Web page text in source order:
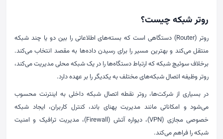
روتر شبکه چیست؟
روتر (Router) دستگاهی است که بسته‌های اطلاعاتی را بین دو یا چند شبکه
منتقل می‌کند و بهترین مسیر را برای رسیدن داده‌ها به مقصد انتخاب می‌کند.
برخلاف سوئیچ شبکه که ارتباط دستگاه‌ها را در یک شبکه محلی مدیریت می‌کند،
روتر وظیفه اتصال شبکه‌های مختلف به یکدیگر را بر عهده دارد.
در بسیاری از شرکت‌ها، روتر نقطه اتصال شبکه داخلی به اینترنت محسوب
می‌شود و امکاناتی مانند مدیریت پهنای باند، کنترل کاربران، ایجاد شبکه
خصوصی مجازی (VPN)، دیواره آتش (Firewall)، مدیریت ترافیک و امنیت
شبکه را فراهم می‌کند.